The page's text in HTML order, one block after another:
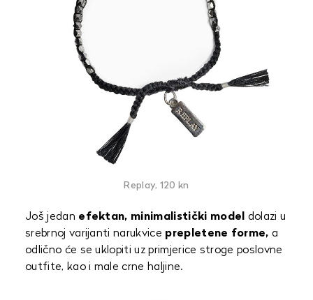
Replay, 120 kn
Još jedan efektan, minimalistički model
dolazi u
srebrnoj varijanti narukvice prepletene forme, a
odlično će se uklopiti uz primjerice stroge poslovne
outfite, kao i male crne haljine.